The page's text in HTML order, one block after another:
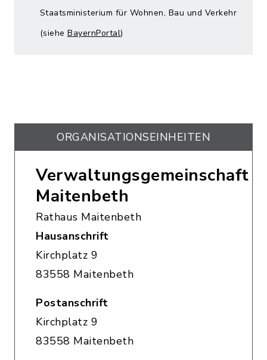
Staatsministerium für Wohnen, Bau und Verkehr
(siehe BayernPortal)
ORGANISATIONS­EINHEITEN
Verwaltungsgemeinschaft
Maitenbeth
Rathaus Maitenbeth
Hausanschrift
Kirchplatz 9
83558 Maitenbeth
Postanschrift
Kirchplatz 9
83558 Maitenbeth